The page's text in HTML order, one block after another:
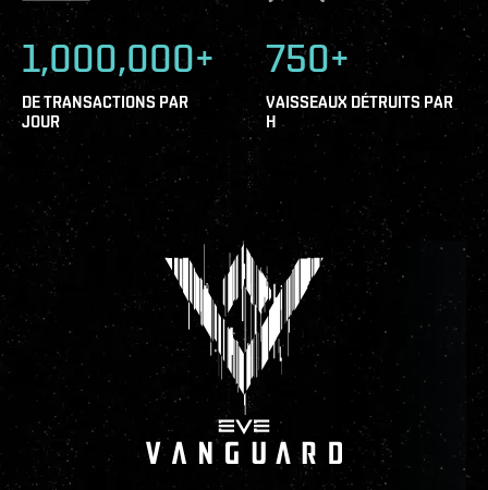
1,000,000+
DE TRANSACTIONS PAR
JOUR
750+
VAISSEAUX DÉTRUITS PAR
H